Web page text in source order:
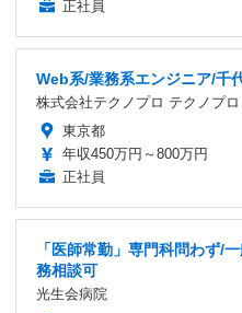
正社員
Web系/業務系エンジニア/千
株式会社テクノプロ テクノプ
東京都
年収450万円～800万円
正社員
「医師常勤」専門科問わず/
務相談可
光生会病院